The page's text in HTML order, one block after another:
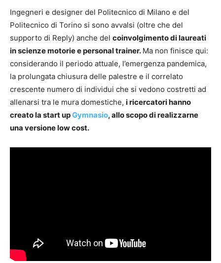
Ingegneri e designer del Politecnico di Milano e del
Politecnico di Torino si sono avvalsi (oltre che del
supporto di Reply) anche del coinvolgimento di laureati
in scienze motorie e personal trainer. Ma non finisce qui:
considerando il periodo attuale, l’emergenza pandemica,
la prolungata chiusura delle palestre e il correlato
crescente numero di individui che si vedono costretti ad
allenarsi tra le mura domestiche, i ricercatori hanno
creato la start upGymnasio, allo scopo di realizzarne
una versione low cost.